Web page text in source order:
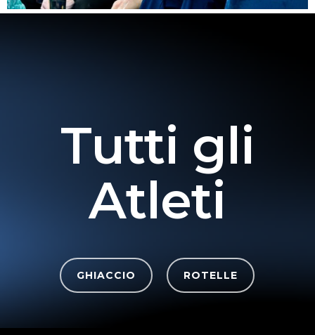
Tutti gli
Atleti
GHIACCIO ROTELLE